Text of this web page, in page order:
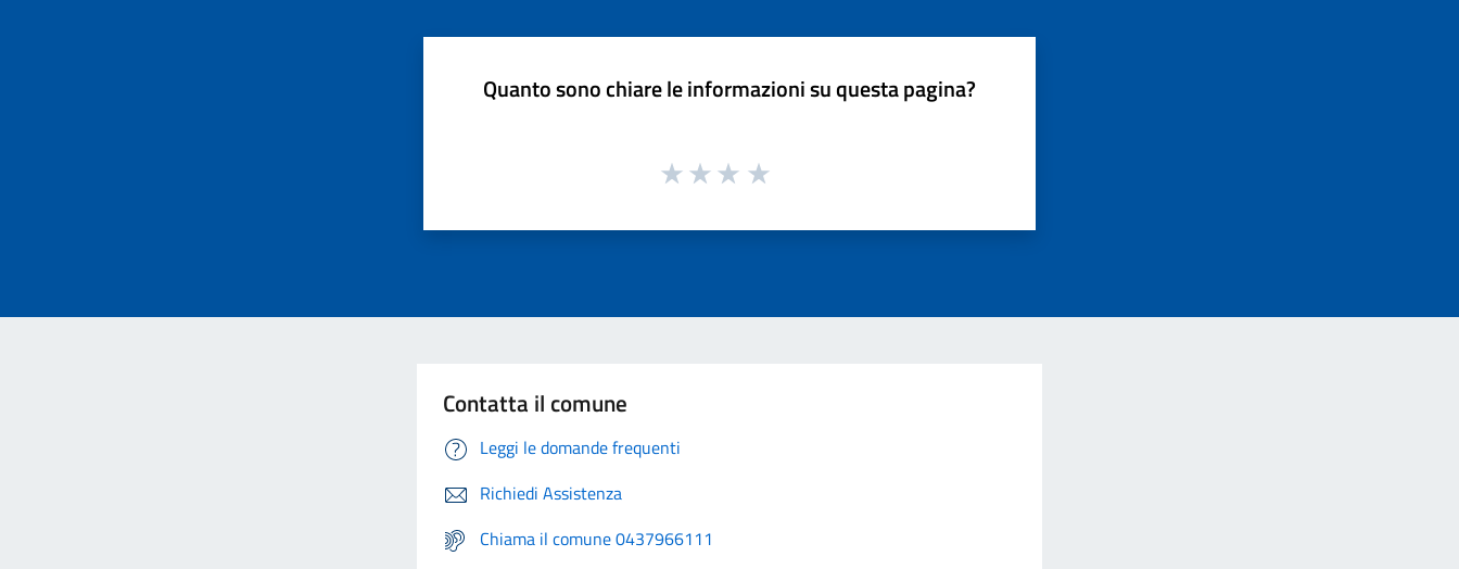
Quanto sono chiare le informazioni su questa pagina?
Contatta il comune
Leggi le domande frequenti
Richiedi Assistenza
Chiama il comune 0437966111